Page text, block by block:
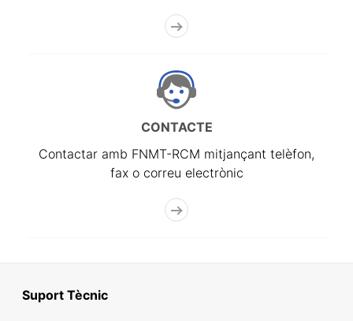
CONTACTE
Contactar amb FNMT-RCM mitjançant telèfon,
fax o correu electrònic
Suport Tècnic